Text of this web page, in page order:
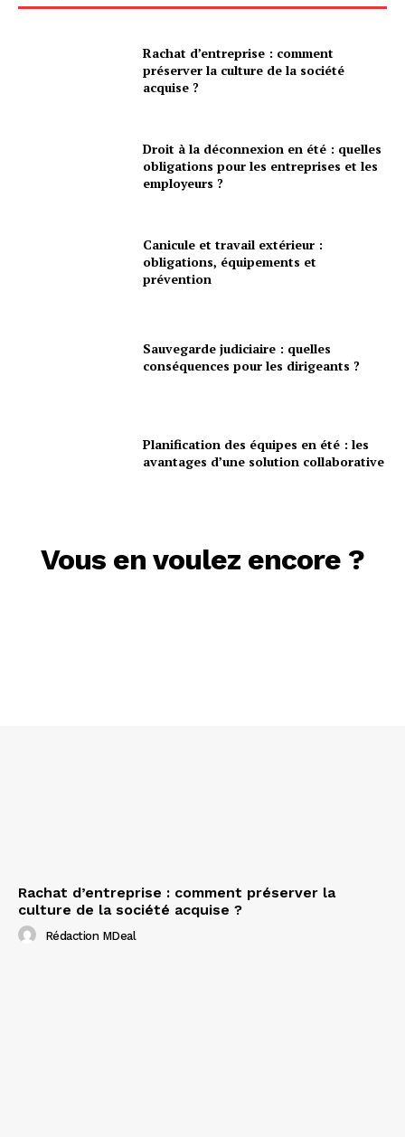
Rachat d’entreprise : comment
préserver la culture de la société
acquise ?
Droit à la déconnexion en été : quelles
obligations pour les entreprises et les
employeurs ?
Canicule et travail extérieur :
obligations, équipements et
prévention
Sauvegarde judiciaire : quelles
conséquences pour les dirigeants ?
Planification des équipes en été : les
avantages d’une solution collaborative
Vous en voulez encore ?
Rachat d’entreprise : comment préserver la
culture de la société acquise ?
Rédaction MDeal